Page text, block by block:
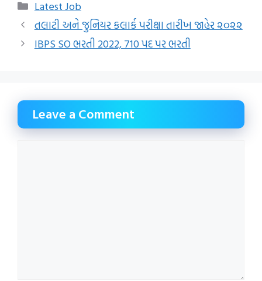
Categories
Latest Job
તલાટી અને જુનિયર કલાર્ક પરીક્ષા તારીખ જાહેર ૨૦૨૨
IBPS SO ભરતી 2022, 710 પદ પર ભરતી
Leave a Comment